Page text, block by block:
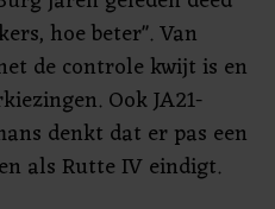
hoe beter". Van
de controle kwijt is en
Ook JA21-
denkt dat er pas een
als Rutte IV eindigt.